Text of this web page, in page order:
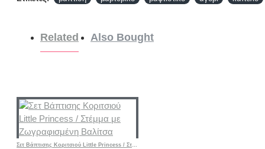
Related Also Bought
Σετ Βάπτισης Κοριτσιού Little Princess / Στέμμα με Ζωγραφισμένη Βαλίτσα